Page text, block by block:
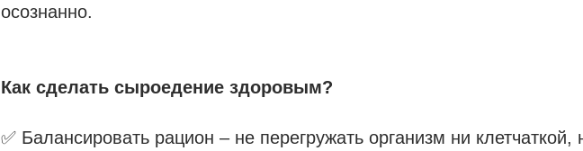
осознанно.
Как сделать сыроедение здоровым?
✅ Балансировать рацион – не перегружать организм ни